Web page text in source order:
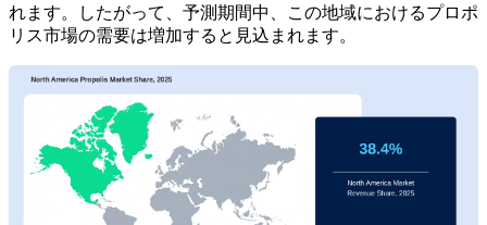
れます。したがって、予測期間中、この地域におけるプロポ
リス市場の需要は増加すると見込まれます。